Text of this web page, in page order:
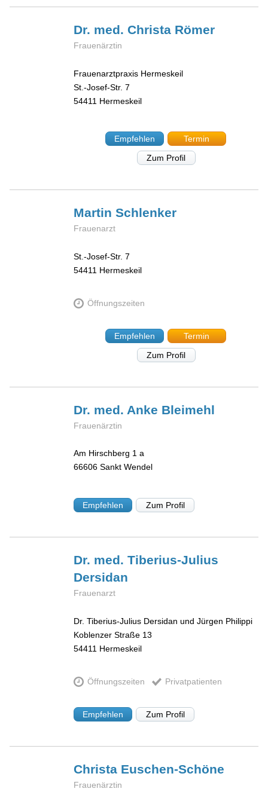
Dr. med. Christa Römer
Frauenärztin
Frauenarztpraxis Hermeskeil
St.-Josef-Str. 7
54411 Hermeskeil
Empfehlen
Termin
Zum Profil
MartinSchlenker
Frauenarzt
St.-Josef-Str. 7
54411 Hermeskeil
Öffnungszeiten
Empfehlen
Termin
Zum Profil
Dr. med. Anke Bleimehl
Frauenärztin
Am Hirschberg 1 a
66606 Sankt Wendel
Empfehlen Zum Profil
Dr. med. Tiberius-Julius
Dersidan
Frauenarzt
Dr. Tiberius-Julius Dersidan und Jürgen Philippi
Koblenzer Straße 13
54411 Hermeskeil
Öffnungszeiten Privatpatienten
Empfehlen Zum Profil
Christa Euschen-Schöne
Frauenärztin